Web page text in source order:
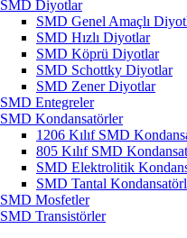
SMD Diyotlar
SMD Genel Amaçlı
SMD Hızlı Diyotlar
SMD Köprü Diyotlar
SMD Schottky Diyotlar
SMD Zener Diyotlar
SMD Entegreler
SMD Kondansatörler
1206 Kılıf SMD
805 Kılıf SMD
SMD Elektrolitik
SMD Tantal
SMD Mosfetler
SMD Transistörler